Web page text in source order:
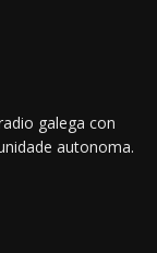
galega con
autonoma.